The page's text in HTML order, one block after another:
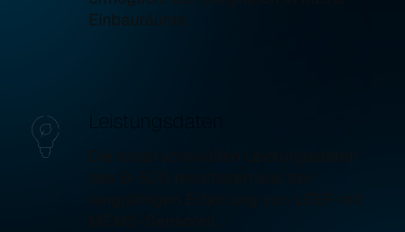
Einbauräume.
Leistungsdaten